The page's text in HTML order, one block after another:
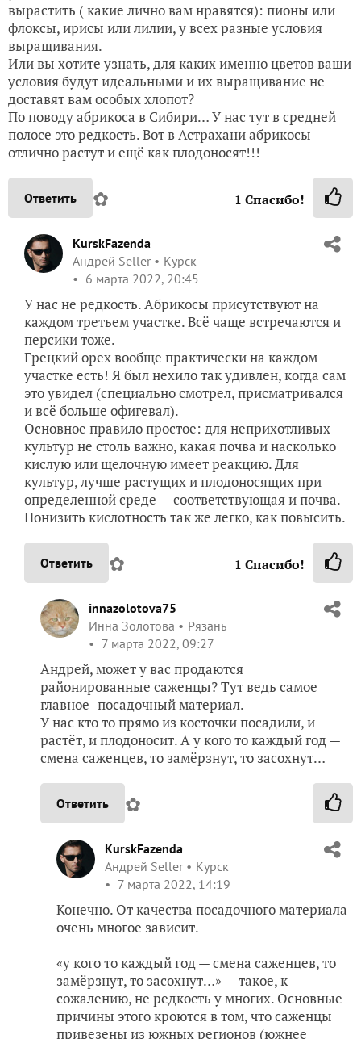
вырастить ( какие лично вам нравятся): пионы или
флоксы, ирисы или лилии, у всех разные условия
выращивания.
Или вы хотите узнать, для каких именно цветов ваши
условия будут идеальными и их выращивание не
доставят вам особых хлопот?
По поводу абрикоса в Сибири… У нас тут в средней
полосе это редкость. Вот в Астрахани абрикосы
отлично растут и ещё как плодоносят!!!
Ответить ✿ 1 Спасибо!
KurskFazenda
Андрей Seller
Курск
6 марта 2022, 20:45
У нас не редкость. Абрикосы присутствуют на
каждом третьем участке. Всё чаще встречаются и
персики тоже.
Грецкий орех вообще практически на каждом
участке есть! Я был нехило так удивлен, когда сам
это увидел (специально смотрел, присматривался
и всё больше офигевал).
Основное правило простое: для неприхотливых
культур не столь важно, какая почва и насколько
кислую или щелочную имеет реакцию. Для
культур, лучше растущих и плодоносящих при
определенной среде — соответствующая и почва.
Понизить кислотность так же легко, как повысить.
Ответить ✿ 1 Спасибо!
innazolotova75
Инна Золотова
Рязань
7 марта 2022, 09:27
Андрей, может у вас продаются
районированные саженцы? Тут ведь самое
главное- посадочный материал.
У нас кто то прямо из косточки посадили, и
растёт, и плодоносит. А у кого то каждый год —
смена саженцев, то замёрзнут, то засохнут…
Ответить ✿
KurskFazenda
Андрей Seller
Курск
7 марта 2022, 14:19
Конечно. От качества посадочного материала
очень многое зависит.
«у кого то каждый год — смена саженцев, то
замёрзнут, то засохнут…» — такое, к
сожалению, не редкость у многих. Основные
причины этого кроются в том, что саженцы
привезены из южных регионов (южнее